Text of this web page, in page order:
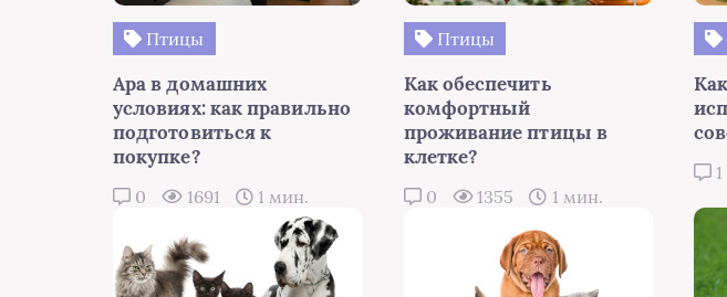
Птицы
Ара в домашних
условиях: как правильно
подготовиться к
покупке?
0 1691 1 мин.
Птицы
Как обеспечить
комфортный
проживание птицы в
клетке?
0 1355 1 мин.
1